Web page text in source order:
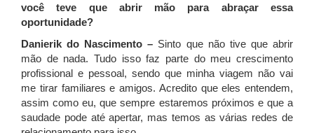
você teve que abrir mão para abraçar essa
oportunidade?
Danierik do Nascimento – Sinto que não tive que abrir
mão de nada. Tudo isso faz parte do meu crescimento
profissional e pessoal, sendo que minha viagem não vai
me tirar familiares e amigos. Acredito que eles entendem,
assim como eu, que sempre estaremos próximos e que a
saudade pode até apertar, mas temos as várias redes de